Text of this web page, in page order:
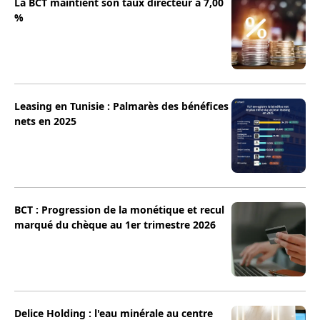
%
Leasing en Tunisie : Palmarès des bénéfices
nets en 2025
BCT : Progression de la monétique et recul
marqué du chèque au 1er trimestre 2026
Delice Holding : l'eau minérale au centre